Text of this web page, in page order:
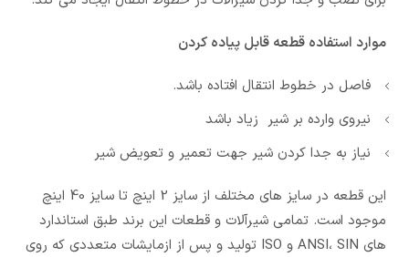
موارد استفاده قطعه قابل پیاده کردن
فاصل در خطوط انتقال افتاده باشد.
نیروی وارده بر شیر زیاد باشد
نیاز به جدا کردن شیر جهت تعمیر و تعویض شیر
این قطعه در سایز های مختلف از سایز 2 اینچ تا سایز 40 اینچ
موجود است. تمامی شیرآلات و قطعات این برند طبق استاندارد
های ANSI، SIN و ISO تولید و پس از ازمایشات متعددی که روی